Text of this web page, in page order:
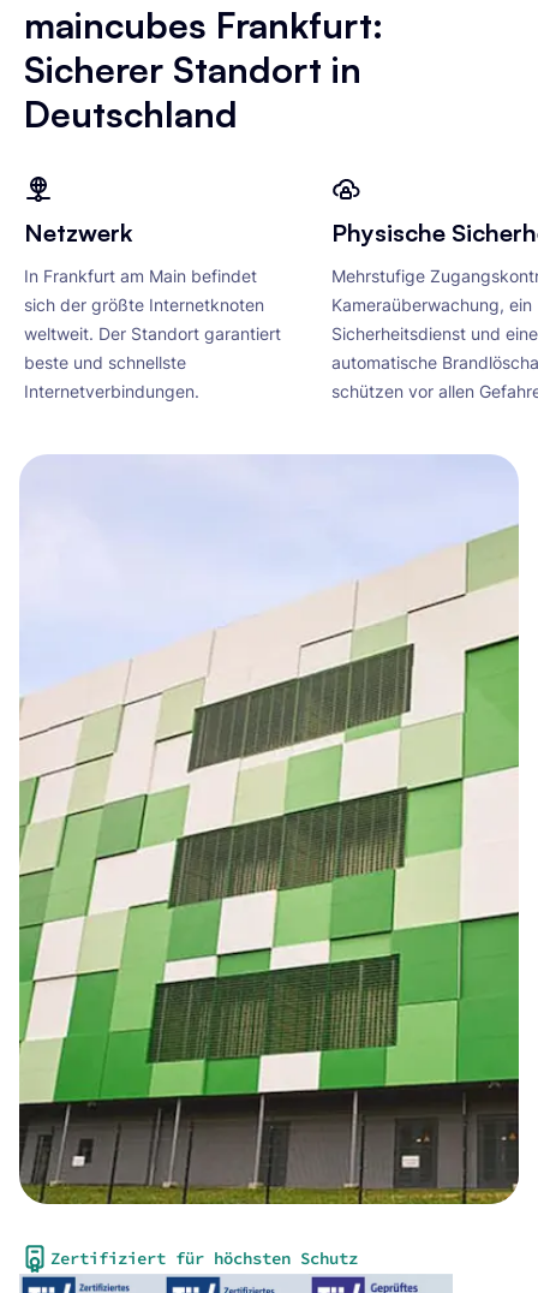
maincubes Frankfurt:
Sicherer Standort in
Deutschland
Netzwerk
In Frankfurt am Main befindet
sich der größte Internetknoten
weltweit. Der Standort garantiert
beste und schnellste
Internetverbindungen.
Physische
Mehrstufige
Kameraüberwachung, ein
Sicherheitsdienst und
automatische
schützen vor allen
Zertifiziert für höchsten Schutz